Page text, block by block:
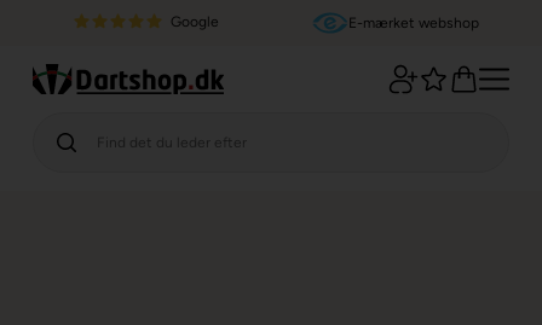
Google E-mærket webshop